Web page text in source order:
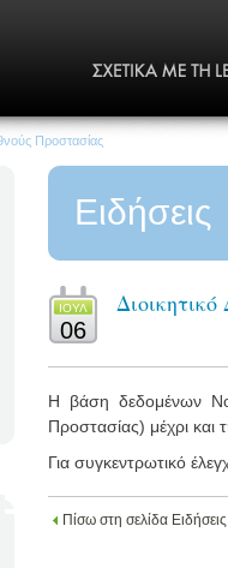
Προστασίας
Ειδήσεις
ΙΟΥΛ
06
Η βάση δεδομένων
Προστασίας) μέχρι και
Για συγκεντρωτικό
Πίσω στη σελίδα Ειδήσεις